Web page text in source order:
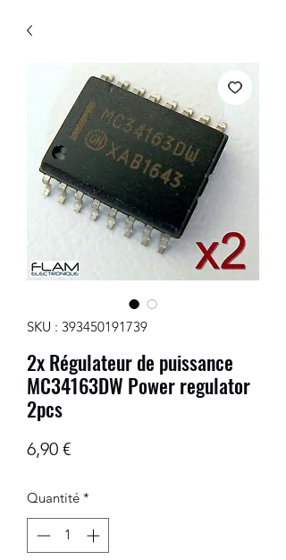
SKU : 393450191739
2x Régulateur de puissance
MC34163DW Power regulator
2pcs
6,90 €Prix
Quantité *